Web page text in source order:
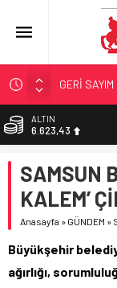
GERİ
‘BAFRA’YA
YÖNETİCİ
ALTIN
6.623,43
13.785,25
DOLAR
47,7048
55,0748
SAMSUN
KALEM’
Anasayfa » GÜNDEM »
Büyükşehir
ağırlığı,